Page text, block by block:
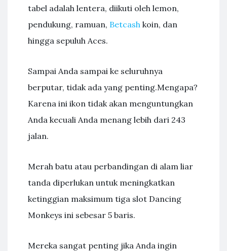
tabel adalah lentera, diikuti oleh lemon,
pendukung, ramuan, Betcash koin, dan
hingga sepuluh Aces.
Sampai Anda sampai ke seluruhnya
berputar, tidak ada yang penting.Mengapa?
Karena ini ikon tidak akan menguntungkan
Anda kecuali Anda menang lebih dari 243
jalan.
Merah batu atau perbandingan di alam liar
tanda diperlukan untuk meningkatkan
ketinggian maksimum tiga slot Dancing
Monkeys ini sebesar 5 baris.
Mereka sangat penting jika Anda ingin